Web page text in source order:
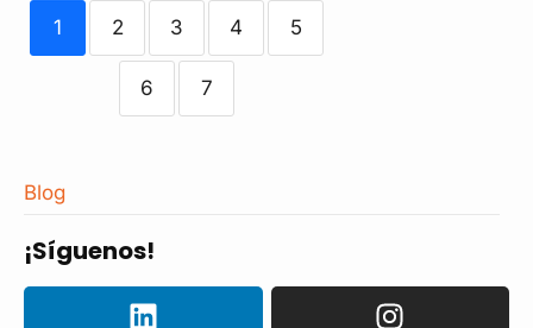
1 2 3 4 5
6 7
Blog
¡Síguenos!